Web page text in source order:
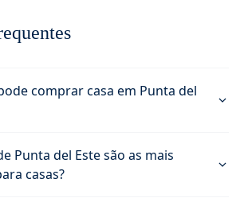
comprar casa em Punta del
Punta del Este são as mais
casas?